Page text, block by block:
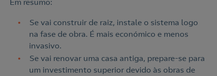
Em resumo:
Se vai construir de raiz, instale o sistema logo
na fase de obra. É mais económico e menos
invasivo.
Se vai renovar uma casa antiga, prepare-se para
um investimento superior devido às obras de